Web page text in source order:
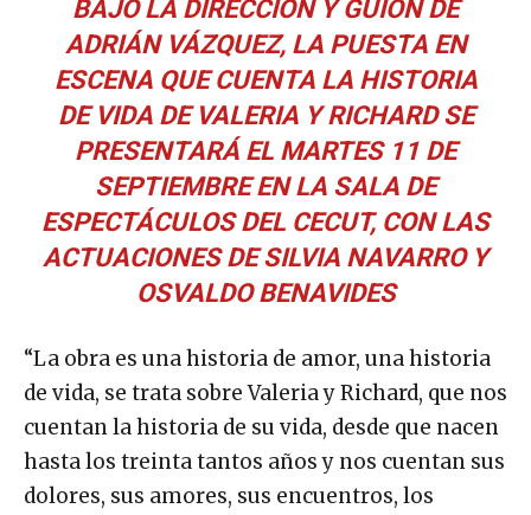
BAJO LA DIRECCIÓN Y GUION DE
ADRIÁN VÁZQUEZ, LA PUESTA EN
ESCENA QUE CUENTA LA HISTORIA
DE VIDA DE VALERIA Y RICHARD SE
PRESENTARÁ EL MARTES 11 DE
SEPTIEMBRE EN LA SALA DE
ESPECTÁCULOS DEL CECUT, CON LAS
ACTUACIONES DE SILVIA NAVARRO Y
OSVALDO BENAVIDES
“La obra es una historia de amor, una historia
de vida, se trata sobre Valeria y Richard, que nos
cuentan la historia de su vida, desde que nacen
hasta los treinta tantos años y nos cuentan sus
dolores, sus amores, sus encuentros, los